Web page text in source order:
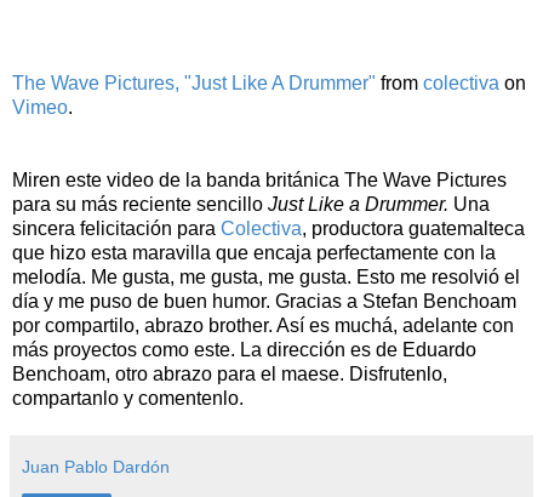
The Wave Pictures, "Just Like A Drummer" from colectiva on
Vimeo.
Miren este video de la banda británica The Wave Pictures
para su más reciente sencillo Just Like a Drummer. Una
sincera felicitación para Colectiva, productora guatemalteca
que hizo esta maravilla que encaja perfectamente con la
melodía. Me gusta, me gusta, me gusta. Esto me resolvió el
día y me puso de buen humor. Gracias a Stefan Benchoam
por compartilo, abrazo brother. Así es muchá, adelante con
más proyectos como este. La dirección es de Eduardo
Benchoam, otro abrazo para el maese. Disfrutenlo,
compartanlo y comentenlo.
Juan Pablo Dardón